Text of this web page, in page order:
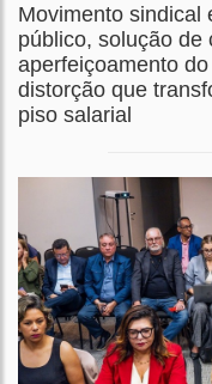
Movimento sindical
público, solução de
aperfeiçoamento
distorção que
piso salarial